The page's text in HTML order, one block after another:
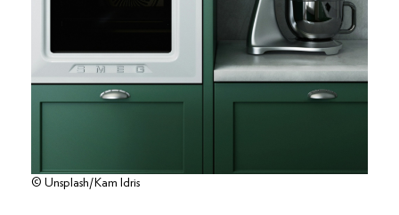
© Unsplash/Kam Idris